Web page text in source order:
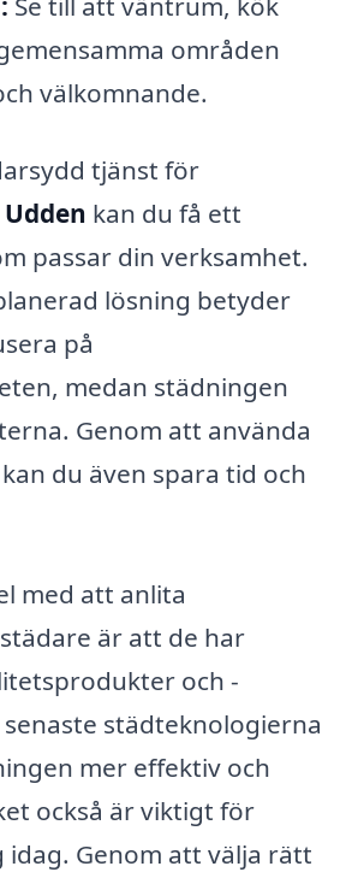
områden
välkomnande.
tjänst för
kan du få ett
passar din verksamhet.
lösning betyder
på
medan städningen
Genom att använda
du även spara tid och
med att anlita
är att de har
och -
städteknologierna
mer effektiv och
också är viktigt för
Genom att välja rätt